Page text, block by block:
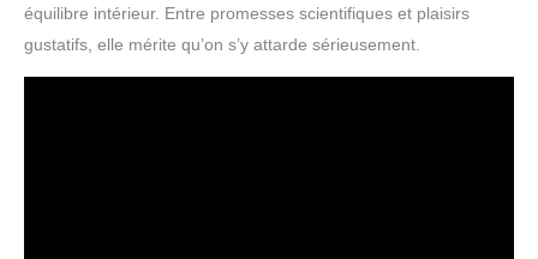
équilibre intérieur. Entre promesses scientifiques et plaisirs
gustatifs, elle mérite qu’on s’y attarde sérieusement.